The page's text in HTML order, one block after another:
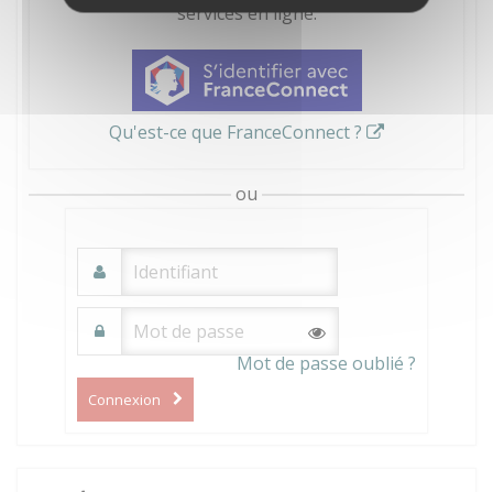
services en ligne.
Qu'est-ce que FranceConnect ?
ou
Mot de passe oublié ?
Connexion